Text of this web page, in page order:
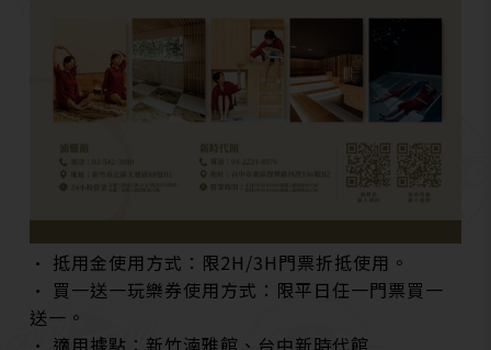
• 抵用金使用方式：限2H/3H門票折抵使用。
• 買一送一玩樂券使用方式：限平日任一門票買一
送一。